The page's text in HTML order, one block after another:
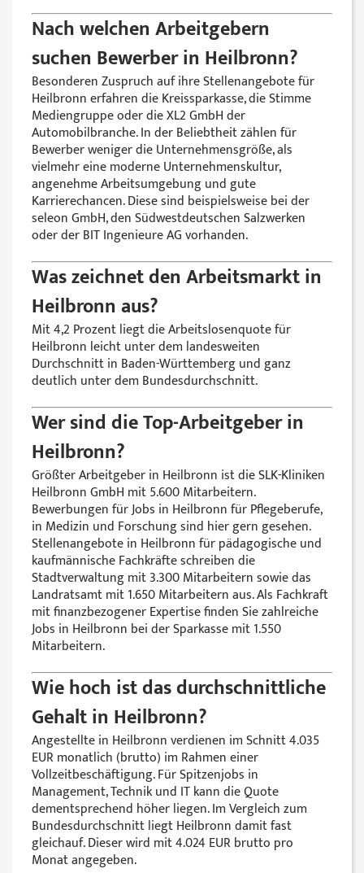
Nach welchen Arbeitgebern
suchen Bewerber in Heilbronn?
Besonderen Zuspruch auf ihre Stellenangebote für
Heilbronn erfahren die Kreissparkasse, die Stimme
Mediengruppe oder die XL2 GmbH der
Automobilbranche. In der Beliebtheit zählen für
Bewerber weniger die Unternehmensgröße, als
vielmehr eine moderne Unternehmenskultur,
angenehme Arbeitsumgebung und gute
Karrierechancen. Diese sind beispielsweise bei der
seleon GmbH, den Südwestdeutschen Salzwerken
oder der BIT Ingenieure AG vorhanden.
Was zeichnet den Arbeitsmarkt in
Heilbronn aus?
Mit 4,2 Prozent liegt die Arbeitslosenquote für
Heilbronn leicht unter dem landesweiten
Durchschnitt in Baden-Württemberg und ganz
deutlich unter dem Bundesdurchschnitt.
Wer sind die Top-Arbeitgeber in
Heilbronn?
Größter Arbeitgeber in Heilbronn ist die SLK-Kliniken
Heilbronn GmbH mit 5.600 Mitarbeitern.
Bewerbungen für Jobs in Heilbronn für Pflegeberufe,
in Medizin und Forschung sind hier gern gesehen.
Stellenangebote in Heilbronn für pädagogische und
kaufmännische Fachkräfte schreiben die
Stadtverwaltung mit 3.300 Mitarbeitern sowie das
Landratsamt mit 1.650 Mitarbeitern aus. Als Fachkraft
mit finanzbezogener Expertise finden Sie zahlreiche
Jobs in Heilbronn bei der Sparkasse mit 1.550
Mitarbeitern.
Wie hoch ist das durchschnittliche
Gehalt in Heilbronn?
Angestellte in Heilbronn verdienen im Schnitt 4.035
EUR monatlich (brutto) im Rahmen einer
Vollzeitbeschäftigung. Für Spitzenjobs in
Management, Technik und IT kann die Quote
dementsprechend höher liegen. Im Vergleich zum
Bundesdurchschnitt liegt Heilbronn damit fast
gleichauf. Dieser wird mit 4.024 EUR brutto pro
Monat angegeben.